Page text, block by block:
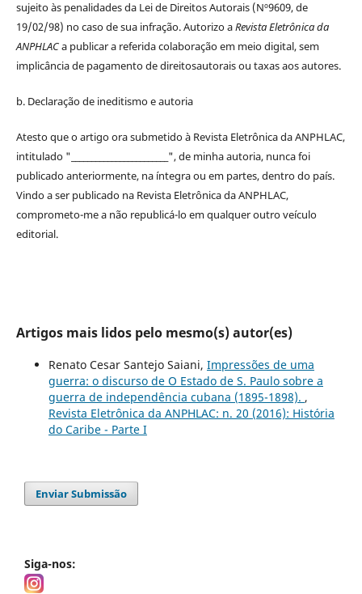
sujeito às penalidades da Lei de DireitosAutorais(Nº9609, de
19/02/98) no caso de sua infração. Autorizo aRevista Eletrônica da
ANPHLACa publicar a referida colaboração em meio digital, sem
implicância de pagamento dedireitosautoraisou taxas aos autores.
b. Declaração de ineditismo e autoria
Atesto que o artigo ora submetido à Revista Eletrônica da ANPHLAC,
intitulado "________________________", de minha autoria, nunca foi
publicado anteriormente, na íntegra ou em partes, dentrodo país.
Vindo a ser publicado na Revista Eletrônica da ANPHLAC,
comprometo-me a não republicá-lo em qualquer outro veículo
editorial.
Artigos mais lidos pelo mesmo(s) autor(es)
Renato Cesar Santejo Saiani, Impressões de uma
guerra: o discurso de O Estado de S. Paulo sobre a
guerra de independência cubana (1895-1898). ,
Revista Eletrônica da ANPHLAC: n. 20 (2016): História
do Caribe - Parte I
Enviar Submissão
Siga-nos: